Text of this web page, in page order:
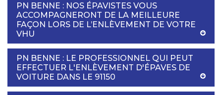
PN BENNE : NOS ÉPAVISTES VOUS
ACCOMPAGNERONT DE LA MEILLEURE
FAÇON LORS DE L’ENLÈVEMENT DE VOTRE
VHU
PN BENNE : LE PROFESSIONNEL QUI PEUT
EFFECTUER L'ENLÈVEMENT D'ÉPAVES DE
VOITURE DANS LE 91150